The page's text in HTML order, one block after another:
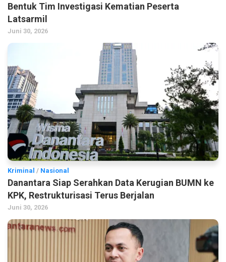
Bentuk Tim Investigasi Kematian Peserta
Latsarmil
Juni 30, 2026
Kriminal / Nasional
Danantara Siap Serahkan Data Kerugian BUMN ke
KPK, Restrukturisasi Terus Berjalan
Juni 30, 2026